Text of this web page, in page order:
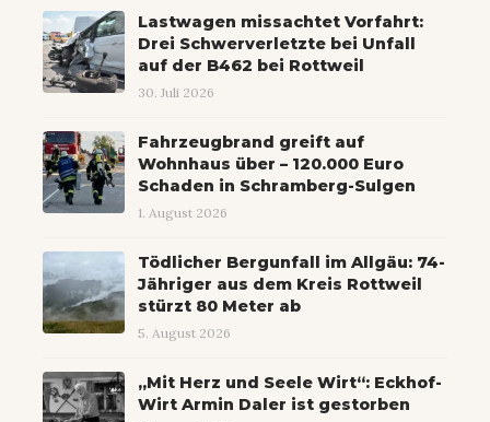
Lastwagen missachtet Vorfahrt:
Drei Schwerverletzte bei Unfall
auf der B462 bei Rottweil
30. Juli 2026
Fahrzeugbrand greift auf
Wohnhaus über – 120.000 Euro
Schaden in Schramberg-Sulgen
1. August 2026
Tödlicher Bergunfall im Allgäu: 74-
Jähriger aus dem Kreis Rottweil
stürzt 80 Meter ab
5. August 2026
„Mit Herz und Seele Wirt“: Eckhof-
Wirt Armin Daler ist gestorben